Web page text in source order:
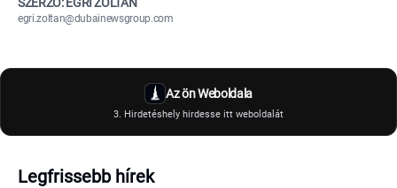
egri.zoltan@dubainewsgroup.com
Az ön Weboldala
3. Hirdetéshely hirdesse itt weboldalát
Legfrissebb hírek